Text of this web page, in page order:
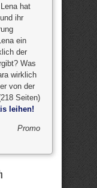
hat
ihr
ein
der
Was
wirklich
von der
Seiten)
leihen!
Promo